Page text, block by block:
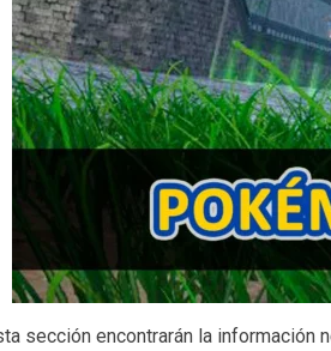
sección encontrarán la